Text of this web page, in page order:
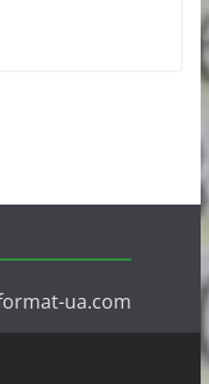
ua.com